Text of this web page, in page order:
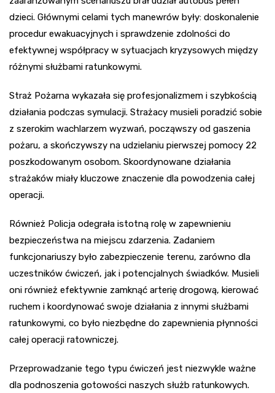
dzieci. Głównymi celami tych manewrów były: doskonalenie
procedur ewakuacyjnych i sprawdzenie zdolności do
efektywnej współpracy w sytuacjach kryzysowych między
różnymi służbami ratunkowymi.
Straż Pożarna wykazała się profesjonalizmem i szybkością
działania podczas symulacji. Strażacy musieli poradzić sobie
z szerokim wachlarzem wyzwań, począwszy od gaszenia
pożaru, a skończywszy na udzielaniu pierwszej pomocy 22
poszkodowanym osobom. Skoordynowane działania
strażaków miały kluczowe znaczenie dla powodzenia całej
operacji.
Również Policja odegrała istotną rolę w zapewnieniu
bezpieczeństwa na miejscu zdarzenia. Zadaniem
funkcjonariuszy było zabezpieczenie terenu, zarówno dla
uczestników ćwiczeń, jak i potencjalnych świadków. Musieli
oni również efektywnie zamknąć arterię drogową, kierować
ruchem i koordynować swoje działania z innymi służbami
ratunkowymi, co było niezbędne do zapewnienia płynności
całej operacji ratowniczej.
Przeprowadzanie tego typu ćwiczeń jest niezwykle ważne
dla podnoszenia gotowości naszych służb ratunkowych.